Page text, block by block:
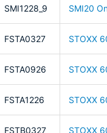
SMI1228_9 SMI20
FSTA0327 STOXX
FSTA0926 STOXX
FSTA1226 STOXX
FSTB0327 STOXX